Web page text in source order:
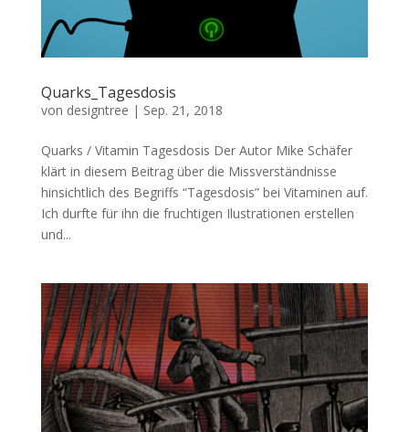
Quarks_Tagesdosis
von designtree | Sep. 21, 2018
Quarks / Vitamin Tagesdosis Der Autor Mike Schäfer
klärt in diesem Beitrag über die Missverständnisse
hinsichtlich des Begriffs “Tagesdosis” bei Vitaminen auf.
Ich durfte für ihn die fruchtigen Ilustrationen erstellen
und...